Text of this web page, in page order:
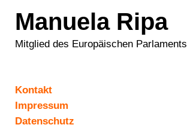
Manuela Ripa
Mitglied des Europäischen Parlaments
Kontakt
Impressum
Datenschutz